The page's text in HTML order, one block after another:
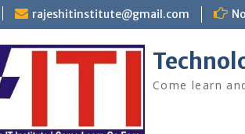
rajeshitinstitute@gmail.com
Come learn